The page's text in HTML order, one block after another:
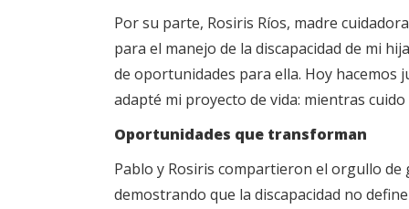
Por su parte, Rosiris Ríos, madre
para el manejo de la discapacidad de mi
de oportunidades para ella. Hoy hacemos
adapté mi proyecto de vida: mientras
Oportunidades que transforman
Pablo y Rosiris compartieron el orgullo
demostrando que la discapacidad no